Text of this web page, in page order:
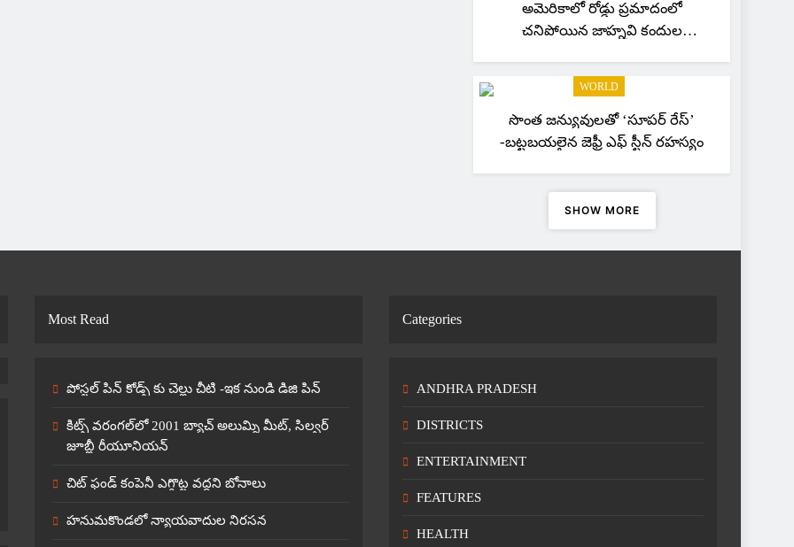
అమెరికాలో రోడ్డు ప్రమాదంలో
చనిపోయిన జాహ్నవి కందుల
WORLD
సొంత జన్యువులతో ‘సూపర్ రేస్’
-బట్టబయలైన జెఫ్రీ ఎఫ్ స్టీన్ రహస్యం
SHOW MORE
Most Read
పోస్టల్ పిన్ కోడ్స్ కు చెల్లు చీటి -ఇక నుండి డిజి పిన్
కిట్స్ వరంగల్‌లో 2001 బ్యాచ్ అలుమ్ని మీట్, సిల్వర్
జూబ్లీ రీయూనియన్
చిట్ ఫండ్ కంపెనీ ఎగ్గొట్ట వద్దని బోనాలు
హనుమకొండలో న్యాయవాదుల నిరసన
Categories
ANDHRA PRADESH
DISTRICTS
ENTERTAINMENT
FEATURES
HEALTH